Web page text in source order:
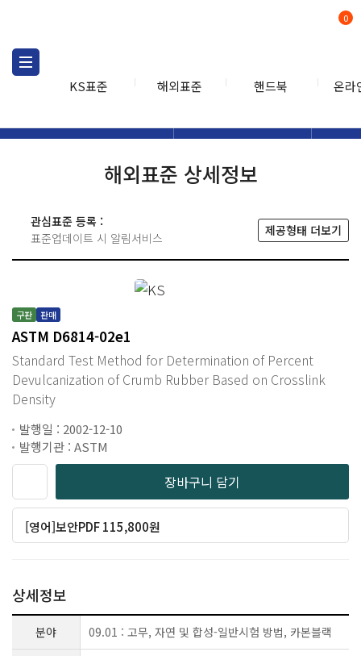
KS표준 해외표준 핸드북 온라
0
해외표준 상세정보
관심표준 등록 :
표준업데이트 시 알림서비스
제공형태 더보기
구판 판매
ASTM D6814-02e1
Standard Test Method for Determination of Percent
Devulcanization of Crumb Rubber Based on Crosslink
Density
발행일 : 2002-12-10
발행기관 : ASTM
장바구니 담기
[영어]보안PDF 115,800원
상세정보
분야 09.01 : 고무, 자연 및 합성-일반시험 방법, 카본블랙